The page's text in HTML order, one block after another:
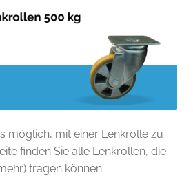
möglich, mit einer Lenkrolle zu
finden Sie alle Lenkrollen, die
tragen können.